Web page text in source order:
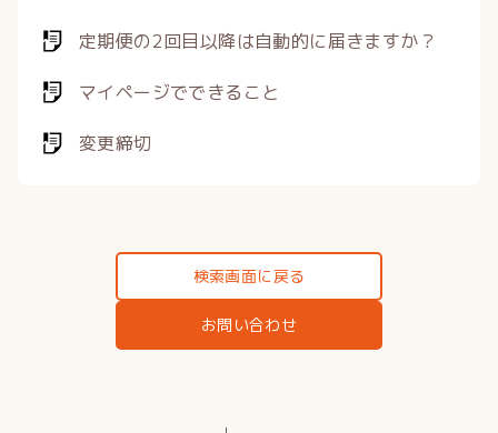
定期便の2回目以降は自動的に届きますか？
マイページでできること
変更締切
検索画面に戻る
お問い合わせ